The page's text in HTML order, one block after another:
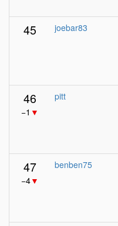
45 joebar83
46
−1 ▼
pitt
47
−4▼
benben75